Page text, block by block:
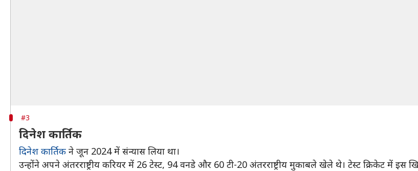
#3
दिनेश कार्तिक
दिनेश कार्तिक ने जून 2024 में संन्यास लिया था।
उन्होंने अपने अंतरराष्ट्रीय करियर में 26 टेस्ट, 94 वनडे और 60 टी-20 अंतरराष्ट्रीय मुकाबले खेले थे। टेस्ट क्रिकेट में